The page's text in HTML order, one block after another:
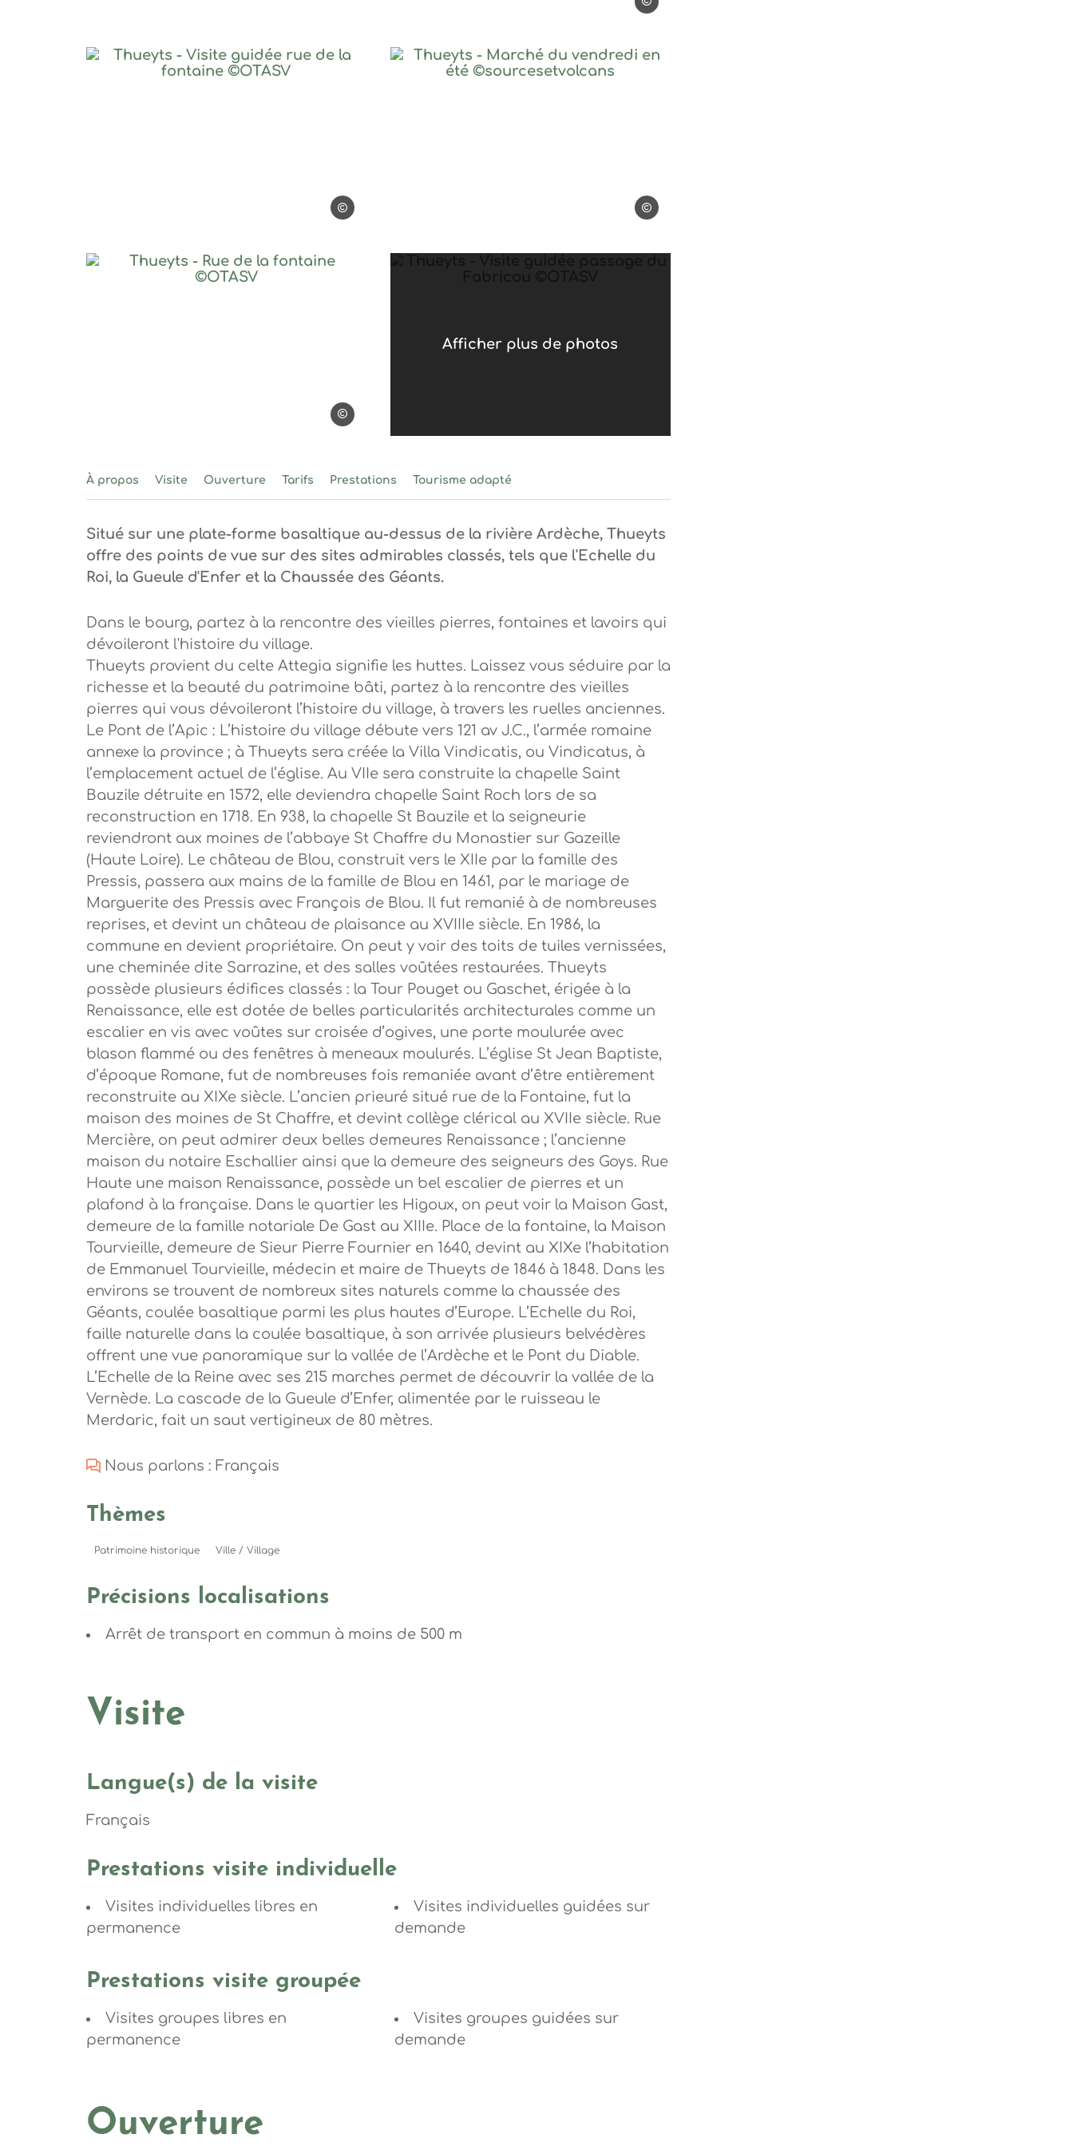
Thueyts – Visite guidée rue de la fontaine ©OTASV, ©OTASV
©OTASV
Thueyts – Marché du vendredi en été ©sourcesetvolcans, ©sourcesetvolcans
©sourcesetvolcans
Thueyts – Rue de la fontaine ©OTASV, ©OTASV
©OTASV
Afficher plus de photos
Thueyts – Visite guidée passage du Fabricou ©OTASV, ©OTASV
À propos Visite Ouverture Tarifs Prestations Tourisme adapté
Situé sur une plate-forme basaltique au-dessus de la rivière Ardèche, Thueyts
offre des points de vue sur des sites admirables classés, tels que l'Echelle du
Roi, la Gueule d'Enfer et la Chaussée des Géants.
Dans le bourg, partez à la rencontre des vieilles pierres, fontaines et lavoirs qui
dévoileront l'histoire du village.
Thueyts provient du celte Attegia signifie les huttes. Laissez vous séduire par la
richesse et la beauté du patrimoine bâti, partez à la rencontre des vieilles
pierres qui vous dévoileront l’histoire du village, à travers les ruelles anciennes.
Le Pont de l’Apic : L’histoire du village débute vers 121 av J.C., l’armée romaine
annexe la province ; à Thueyts sera créée la Villa Vindicatis, ou Vindicatus, à
l’emplacement actuel de l’église. Au VIIe sera construite la chapelle Saint
Bauzile détruite en 1572, elle deviendra chapelle Saint Roch lors de sa
reconstruction en 1718. En 938, la chapelle St Bauzile et la seigneurie
reviendront aux moines de l’abbaye St Chaffre du Monastier sur Gazeille
(Haute Loire). Le château de Blou, construit vers le XIIe par la famille des
Pressis, passera aux mains de la famille de Blou en 1461, par le mariage de
Marguerite des Pressis avec François de Blou. Il fut remanié à de nombreuses
reprises, et devint un château de plaisance au XVIIIe siècle. En 1986, la
commune en devient propriétaire. On peut y voir des toits de tuiles vernissées,
une cheminée dite Sarrazine, et des salles voûtées restaurées. Thueyts
possède plusieurs édifices classés : la Tour Pouget ou Gaschet, érigée à la
Renaissance, elle est dotée de belles particularités architecturales comme un
escalier en vis avec voûtes sur croisée d’ogives, une porte moulurée avec
blason flammé ou des fenêtres à meneaux moulurés. L’église St Jean Baptiste,
d’époque Romane, fut de nombreuses fois remaniée avant d’être entièrement
reconstruite au XIXe siècle. L’ancien prieuré situé rue de la Fontaine, fut la
maison des moines de St Chaffre, et devint collège clérical au XVIIe siècle. Rue
Mercière, on peut admirer deux belles demeures Renaissance ; l’ancienne
maison du notaire Eschallier ainsi que la demeure des seigneurs des Goys. Rue
Haute une maison Renaissance, possède un bel escalier de pierres et un
plafond à la française. Dans le quartier les Higoux, on peut voir la Maison Gast,
demeure de la famille notariale De Gast au XIIIe. Place de la fontaine, la Maison
Tourvieille, demeure de Sieur Pierre Fournier en 1640, devint au XIXe l’habitation
de Emmanuel Tourvieille, médecin et maire de Thueyts de 1846 à 1848. Dans les
environs se trouvent de nombreux sites naturels comme la chaussée des
Géants, coulée basaltique parmi les plus hautes d’Europe. L’Echelle du Roi,
faille naturelle dans la coulée basaltique, à son arrivée plusieurs belvédères
offrent une vue panoramique sur la vallée de l’Ardèche et le Pont du Diable.
L’Echelle de la Reine avec ses 215 marches permet de découvrir la vallée de la
Vernède. La cascade de la Gueule d’Enfer, alimentée par le ruisseau le
Merdaric, fait un saut vertigineux de 80 mètres.
Nous parlons : Français
Thèmes
Patrimoine historique Ville / Village
Précisions localisations
Arrêt de transport en commun à moins de 500 m
Visite
Langue(s) de la visite
Français
Prestations visite individuelle
Visites individuelles libres en
permanence
Visites individuelles guidées sur
demande
Prestations visite groupée
Visites groupes libres en
permanence
Visites groupes guidées sur
demande
Ouverture